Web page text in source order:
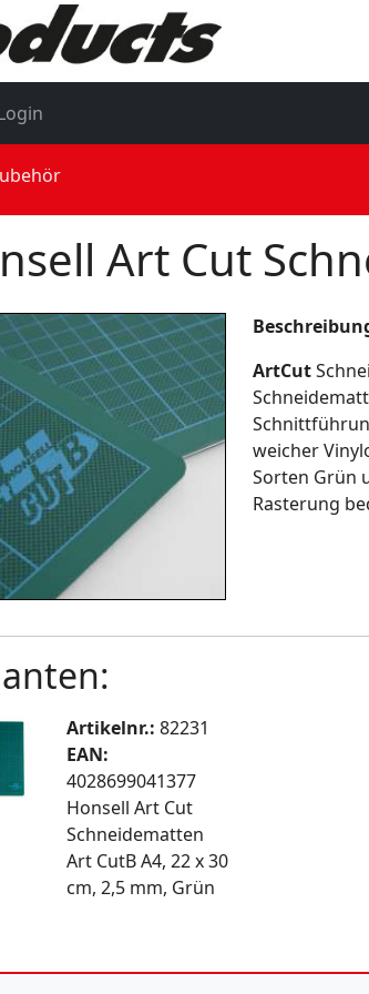
Art Cut
ArtCut
weicher
Sorten Grün
Rasterung
Artikelnr.:82231
EAN:
4028699041377
Honsell Art Cut
Schneidematten
Art CutB A4, 22 x 30
cm, 2,5 mm, Grün